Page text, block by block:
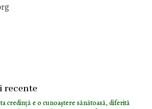
recente
credință e o cunoaștere sănătoasă, diferită